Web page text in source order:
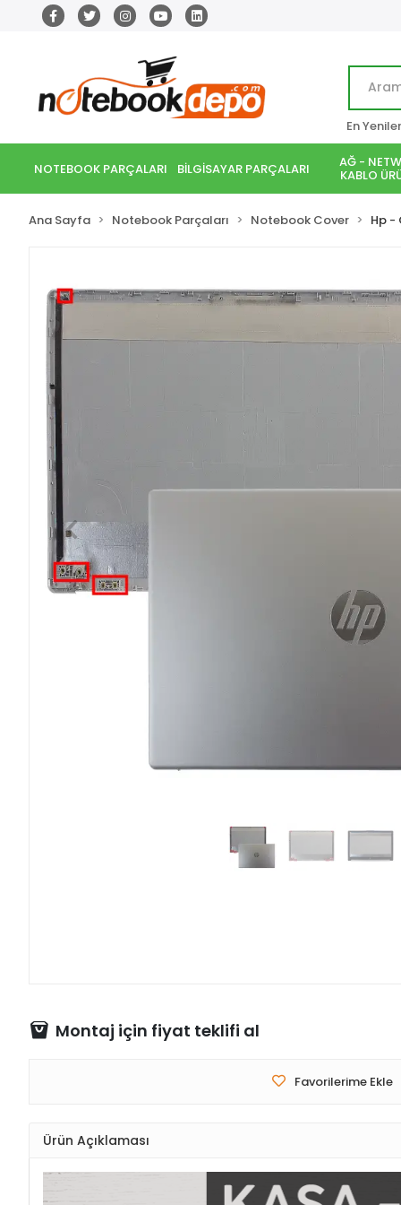
En Yeniler
NOTEBOOK PARÇALARI BİLGİSAYAR PARÇALARI AĞ -
KABLO
Ana Sayfa Notebook Parçaları Notebook Cover Hp -
Montaj için fiyat teklifi al
Favorilerime Ekle
Ürün Açıklaması